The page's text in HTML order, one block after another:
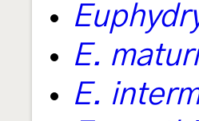
E.
E.